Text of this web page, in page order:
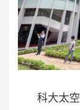
科大太